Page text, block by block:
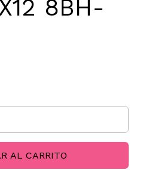
8BH-
AL CARRITO